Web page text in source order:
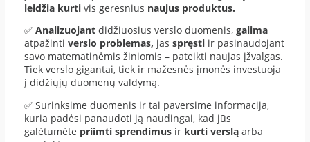
leidžia kurtivis geresnius naujus produktus.
✅ Analizuojantdidžiuosius verslo duomenis, galima
atpažinti verslo problemas, jas spręstiir pasinaudojant
savo matematinėmis žiniomis – pateikti naujas įžvalgas.
Tiek verslo gigantai, tiek ir mažesnės įmonės investuoja
į didžiųjų duomenų valdymą.
✅ Surinksime duomenis ir tai paversime informacija,
kuria padėsi panaudoti ją naudingai, kad jūs
galėtumėte priimti sprendimusirkurti versląarba